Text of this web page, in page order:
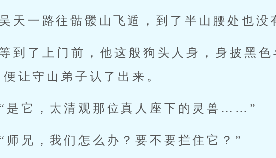
吴天一路往骷髅山飞遁，到了半山腰处也没
等到了上门前，他这般狗头人身，身披黑色
便让守山弟子认了出来。
“是它，太清观那位真人座下的灵兽……”
“师兄，我们怎么办？要不要拦住它？”